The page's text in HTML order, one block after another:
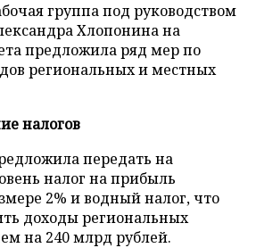
группа под руководством
Хлопонина на
предложила ряд мер по
региональных и местных
налогов
передать на
налог на прибыль
2% и водный налог, что
доходы региональных
на 240 млрд рублей.